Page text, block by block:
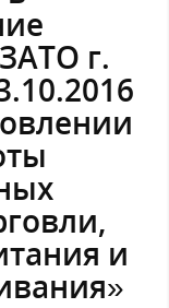
г.
и